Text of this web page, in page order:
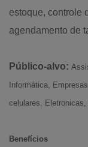
estoque, controle
agendamento de
Público-alvo:
Informática,
celulares, Eletronicas,
Benefícios